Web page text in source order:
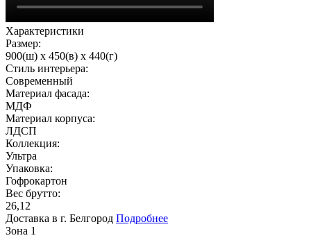
Характеристики
Размер:
900(ш) x 450(в) x 440(г)
Стиль интерьера:
Современный
Материал фасада:
МДФ
Материал корпуса:
ЛДСП
Коллекция:
Ультра
Упаковка:
Гофрокартон
Вес брутто:
26,12
Доставка в г. Белгород Подробнее
Зона 1